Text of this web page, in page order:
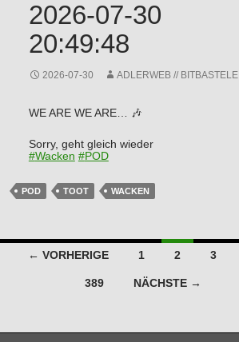
2026-07-30
20:49:48
2026-07-30 ADLERWEB // BITBASTELEI
WE ARE WE ARE… 🎶
Sorry, geht gleich wieder
#Wacken #POD
POD TOOT WACKEN
Beitragsnavigation
← VORHERIGE 1 2 3
389 NÄCHSTE →